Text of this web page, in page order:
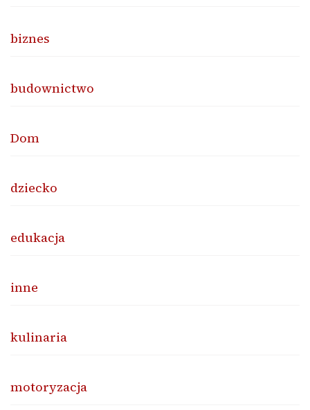
biznes
budownictwo
Dom
dziecko
edukacja
inne
kulinaria
motoryzacja